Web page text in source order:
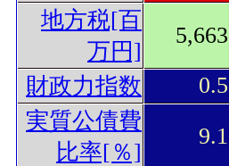
地方税[百
万円]
5,663
財政力指数
0.5
実質公債費
比率[％]
9.1